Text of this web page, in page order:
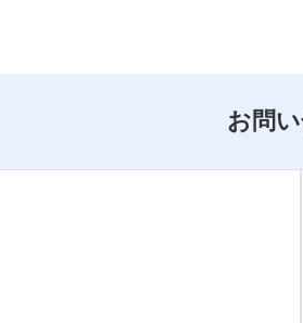
お問